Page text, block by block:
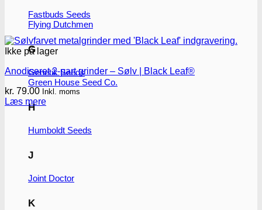
Fastbuds Seeds
Flying Dutchmen
G
Genetik Seeds
Green House Seed Co.
H
Humboldt Seeds
J
Joint Doctor
K
Ikke på lager
Anodiseret 2-part grinder – Sølv | Black Leaf®
kr. 79.00 Inkl. moms
Læs mere